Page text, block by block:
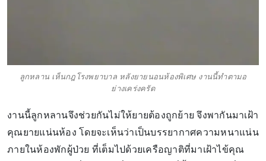
ลูกหลาน เห็นกฎโรงพยาบาล หลังยายนอนห้องพิเศษ งานนี้ทำตามอ
ย่างเคร่งครัด
งานนี้ลูกหลานจึงช่วยกันไม่ให้ยายต้องถูกย้าย จึงพากันมาเฝ้า
คุณยายแน่นห้อง โดยจะเห็นว่าเป็นบรรยากาศความหนาแน่น
ภายในห้องพักผู้ป่วย ที่เต็มไปด้วยเครือญาติที่มาเฝ้าไข้คุณ